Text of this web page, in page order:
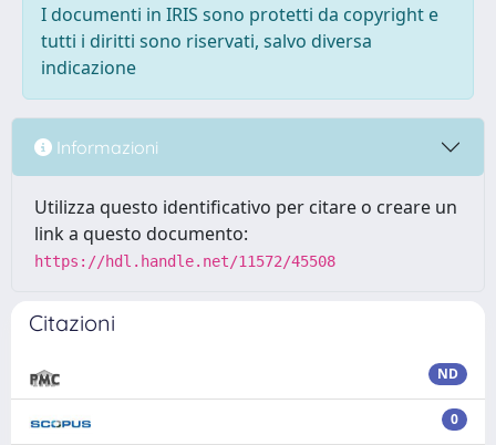
I documenti in IRIS sono protetti da copyright e
tutti i diritti sono riservati, salvo diversa
indicazione
Informazioni
Utilizza questo identificativo per citare o creare un
link a questo documento:
https://hdl.handle.net/11572/45508
Citazioni
ND
0